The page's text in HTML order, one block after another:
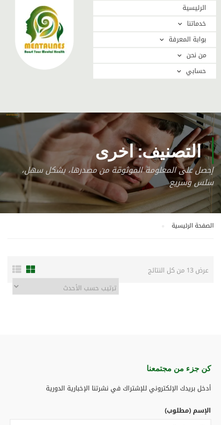
الرئيسية
خدماتنا
بوابة المعرفة
من نحن
حسابي
التصنيف: اخرى
إحصل على المعلومة الموثوقة من مصدرها، بشكل سهل،
سلس وسريع
الصفحة الرئيسية
عرض ⁦13⁩ من كل النتائج
كن جزء من مجتمعنا​
أدخل بريدك الإلكتروني للإشتراك في نشرتنا الإخبارية الدورية
الإسم (مطلوب)